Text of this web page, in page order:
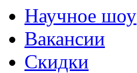
Научное шоу
Вакансии
Скидки